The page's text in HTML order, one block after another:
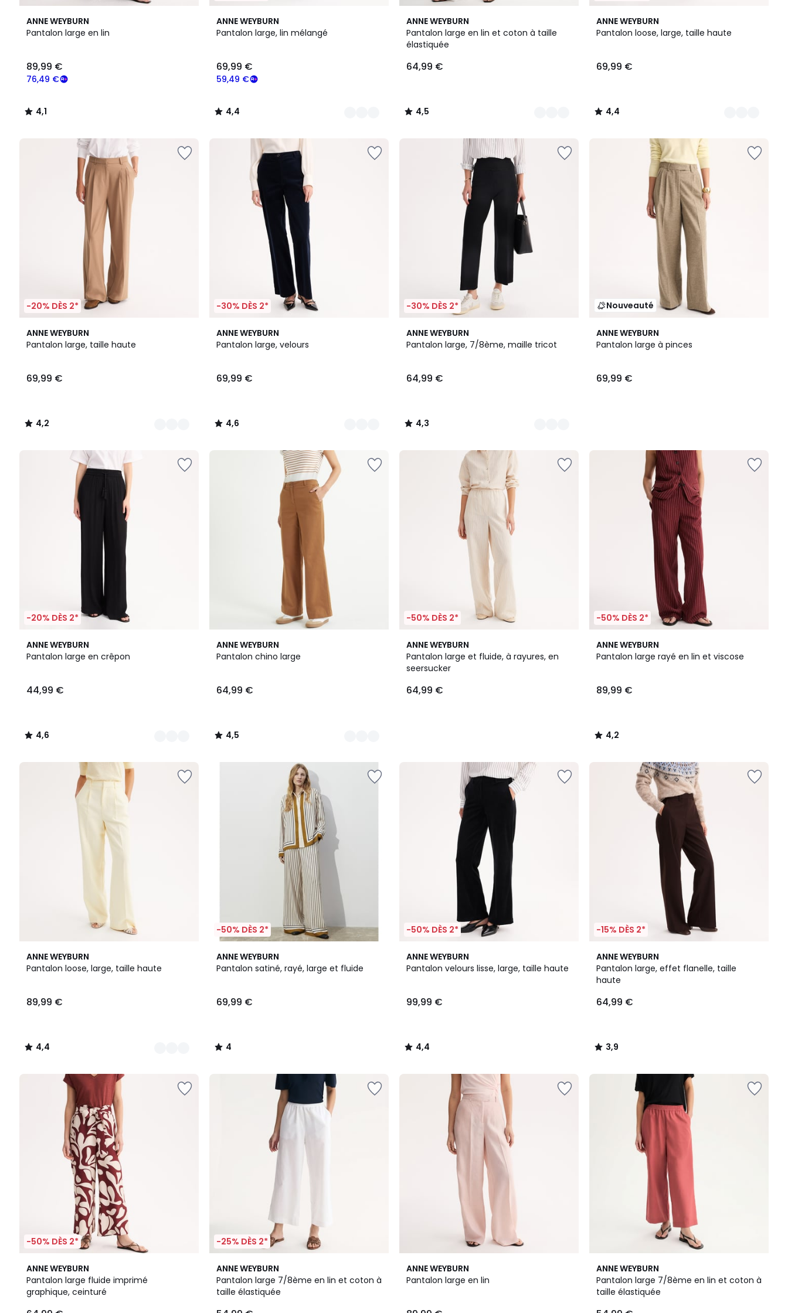
ANNE WEYBURN
Pantalon large en lin
€
souscrivez
programme
76,49 €
89,99 €
4,1
/ 5
4,1
/
ANNE WEYBURN
Pantalon large, lin mélangé
59,49 €
69,99 €
4,4
/ 5
2
Couleurs
4,4
/
ANNE WEYBURN
Pantalon large en lin et coton à taille
élastiquée
64,99 €
4,5
/ 5
3
Couleurs
4,5
/
ANNE WEYBURN
Pantalon loose, large, taille haute
69,99 €
4,4
/ 5
2
Couleurs
4,4
/
-20% DÈS 2*
ANNE WEYBURN
Pantalon large, taille haute
69,99 €
4,2
/ 5
2
Couleurs
4,2
/
-30% DÈS 2*
ANNE WEYBURN
Pantalon large, velours
69,99 €
4,6
/ 5
3
Couleurs
4,6
/
-30% DÈS 2*
ANNE WEYBURN
Pantalon large, 7/8ème, maille tricot
64,99 €
4,3
/ 5
2
Couleurs
4,3
/
Nouveauté
ANNE WEYBURN
Pantalon large à pinces
69,99 €
-20% DÈS 2*
ANNE WEYBURN
Pantalon large en crêpon
44,99 €
4,6
/ 5
2
Couleurs
4,6
/
ANNE WEYBURN
Pantalon chino large
64,99 €
4,5
/ 5
2
Couleurs
4,5
/
-50% DÈS 2*
ANNE WEYBURN
Pantalon large et fluide, à rayures, en
seersucker
64,99 €
-50% DÈS 2*
ANNE WEYBURN
Pantalon large rayé en lin et viscose
89,99 €
4,2
/ 5
4,2
/
ANNE WEYBURN
Pantalon loose, large, taille haute
89,99 €
4,4
/ 5
2
Couleurs
4,4
/
-50% DÈS 2*
ANNE WEYBURN
Pantalon satiné, rayé, large et fluide
69,99 €
4
/
4
/
-50% DÈS 2*
ANNE WEYBURN
Pantalon velours lisse, large, taille haute
99,99 €
4,4
/ 5
4,4
/
-15% DÈS 2*
ANNE WEYBURN
Pantalon large, effet flanelle, taille
haute
64,99 €
3,9
/ 5
3,9
/
-50% DÈS 2*
ANNE WEYBURN
Pantalon large fluide imprimé
graphique, ceinturé
3,7
/ 5
-25% DÈS 2*
ANNE WEYBURN
Pantalon large 7/8ème en lin et coton à
taille élastiquée
4,6
/ 5
ANNE WEYBURN
Pantalon large en lin
4,1
/ 5
2
Couleurs
ANNE WEYBURN
Pantalon large 7/8ème en lin et coton à
taille élastiquée
4,6
/ 5